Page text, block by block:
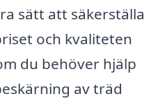
sätt att säkerställa
och kvaliteten
du behöver hjälp
av träd